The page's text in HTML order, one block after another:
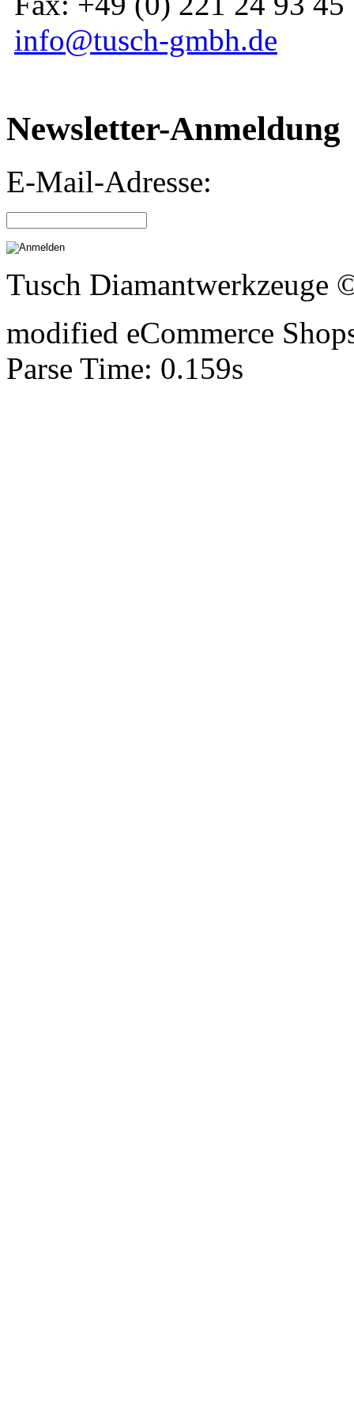
info@tusch-gmbh.de
Newsletter-Anmeldung
E-Mail-Adresse:
Tusch Diamantwerkzeuge
modified eCommerce
Parse Time: 0.159s